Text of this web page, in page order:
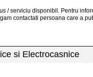
/ serviciu disponibil . Pentru
contactati persoana care a
si Electrocasnice